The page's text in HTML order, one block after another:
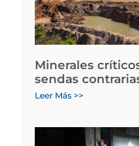
Minerales
sendas
Leer Más >>